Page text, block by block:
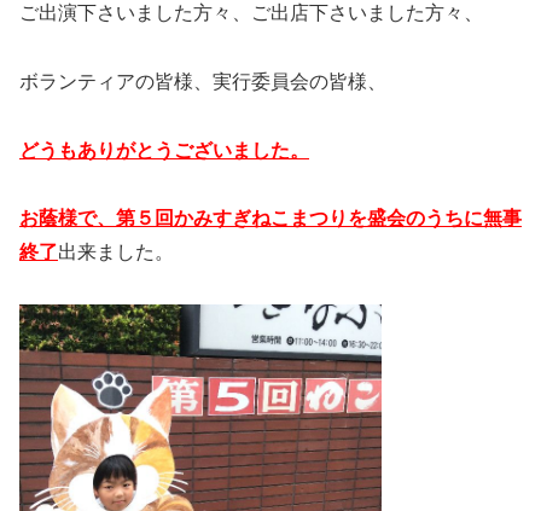
ご出演下さいました方々、ご出店下さいました方々、
ボランティアの皆様、実行委員会の皆様、
どうもありがとうございました。
お蔭様で、第５回かみすぎねこまつりを盛会のうちに無事
終了出来ました。